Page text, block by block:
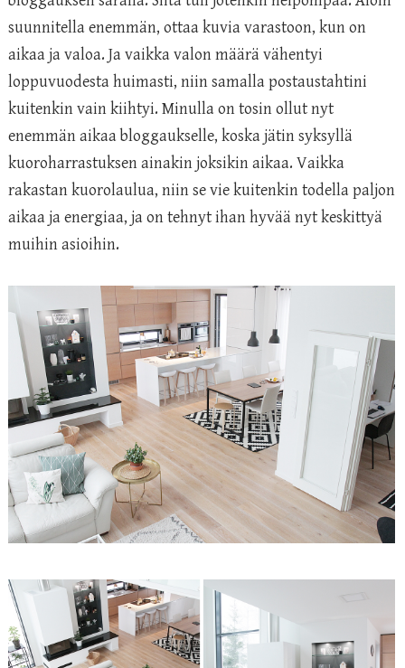
suunnitella enemmän, ottaa kuvia varastoon, kun on
aikaa ja valoa. Ja vaikka valon määrä vähentyi
loppuvuodesta huimasti, niin samalla postaustahtini
kuitenkin vain kiihtyi. Minulla on tosin ollut nyt
enemmän aikaa bloggaukselle, koska jätin syksyllä
kuoroharrastuksen ainakin joksikin aikaa. Vaikka
rakastan kuorolaulua, niin se vie kuitenkin todella paljon
aikaa ja energiaa, ja on tehnyt ihan hyvää nyt keskittyä
muihin asioihin.